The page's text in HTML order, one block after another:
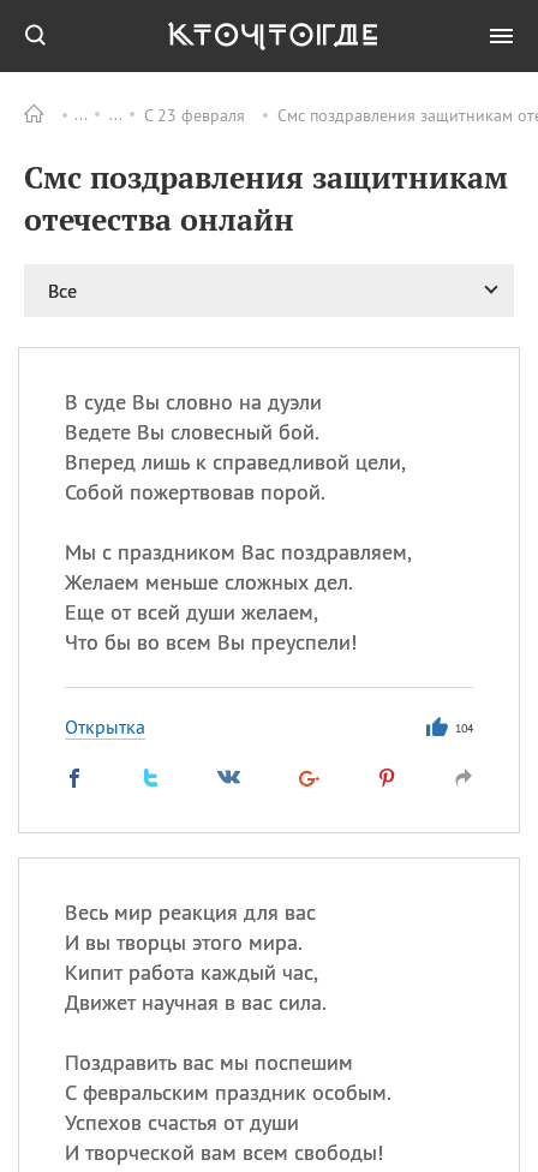
С 23 февраля Смс поздравления защитникам
Смс поздравления защитникам
отечества онлайн
Все
В суде Вы словно на дуэли
Ведете Вы словесный бой.
Вперед лишь к справедливой цели,
Собой пожертвовав порой.
Мы с праздником Вас поздравляем,
Желаем меньше сложных дел.
Еще от всей души желаем,
Что бы во всем Вы преуспели!
Открытка 104
Весь мир реакция для вас
И вы творцы этого мира.
Кипит работа каждый час,
Движет научная в вас сила.
Поздравить вас мы поспешим
С февральским праздник особым.
Успехов счастья от души
И творческой вам всем свободы!
ПРАЗДНИКИ Все
06.08
Преображение
Господне у западных
Романа и Давида
мучеников
Национальный день
маяка
07.08
ИМЕНА
Сегодня празднуют именины
, Афанасий,Борис
происхождение